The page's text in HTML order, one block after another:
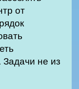
от
не из